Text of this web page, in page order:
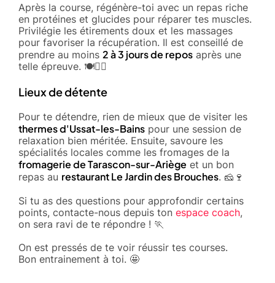
Après la course, régénère-toi avec un repas riche
en protéines et glucides pour réparer tes muscles.
Privilégie les étirements doux et les massages
pour favoriser la récupération. Il est conseillé de
prendre au moins 2 à 3 jours de repos après une
telle épreuve. 🍽️🧘‍♂️
Lieux de détente
Pour te détendre, rien de mieux que de visiter les
thermes d'Ussat-les-Bains pour une session de
relaxation bien méritée. Ensuite, savoure les
spécialités locales comme les fromages de la
fromagerie de Tarascon-sur-Ariège et un bon
repas au restaurant Le Jardin des Brouches. 🧀🍷
Si tu as des questions pour approfondir certains
points, contacte-nous depuis ton espace coach,
on sera ravi de te répondre ! 🏃
On est pressés de te voir réussir tes courses.
Bon entrainement à toi. 🤩